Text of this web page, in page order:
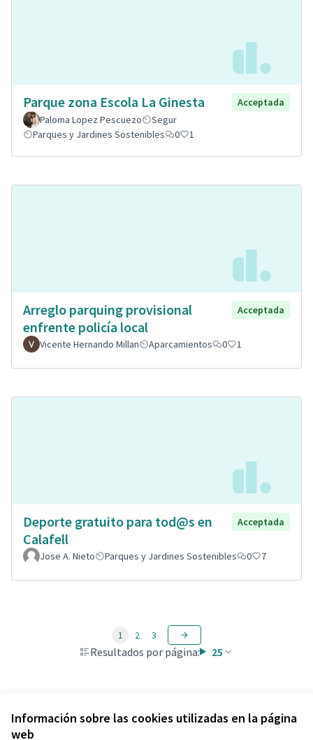
Información sobre las cookies utilizadas en la página
web
Parque zona Escola La Ginesta
Acceptada
Paloma Lopez Pescuezo
Segur
Parques y Jardines Sostenibles
0 1
Arreglo parquing provisional
enfrente policía local
Acceptada
Vicente Hernando Millan Aparcamientos 0 1
Deporte gratuito para tod@s en
Calafell
Acceptada
Jose A. Nieto Parques y Jardines Sostenibles 0 7
Resultados por página: 25
1 2 3
Ver todas las propuestas retiradas